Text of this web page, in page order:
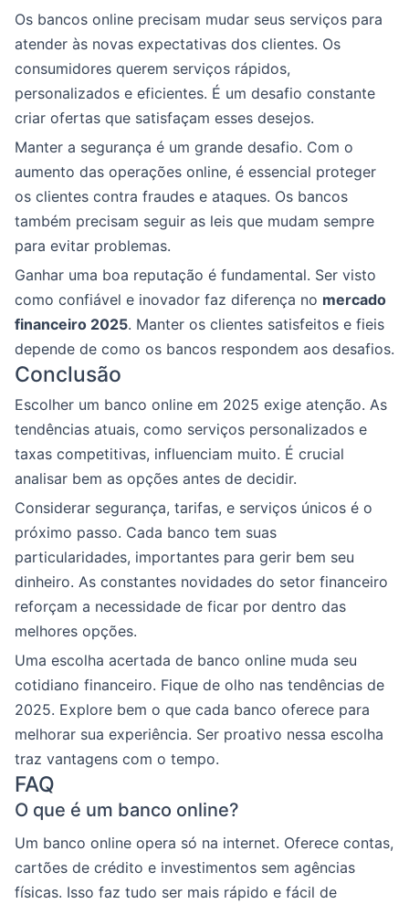
Os bancos online precisam mudar seus serviços para
atender às novas expectativas dos clientes. Os
consumidores querem serviços rápidos,
personalizados e eficientes. É um desafio constante
criar ofertas que satisfaçam esses desejos.
Manter a segurança é um grande desafio. Com o
aumento das operações online, é essencial proteger
os clientes contra fraudes e ataques. Os bancos
também precisam seguir as leis que mudam sempre
para evitar problemas.
Ganhar uma boa reputação é fundamental. Ser visto
como confiável e inovador faz diferença no mercado
financeiro 2025. Manter os clientes satisfeitos e fieis
depende de como os bancos respondem aos desafios.
Conclusão
Escolher um banco online em 2025 exige atenção. As
tendências atuais, como serviços personalizados e
taxas competitivas, influenciam muito. É crucial
analisar bem as opções antes de decidir.
Considerar segurança, tarifas, e serviços únicos é o
próximo passo. Cada banco tem suas
particularidades, importantes para gerir bem seu
dinheiro. As constantes novidades do setor financeiro
reforçam a necessidade de ficar por dentro das
melhores opções.
Uma escolha acertada de banco online muda seu
cotidiano financeiro. Fique de olho nas tendências de
2025. Explore bem o que cada banco oferece para
melhorar sua experiência. Ser proativo nessa escolha
traz vantagens com o tempo.
FAQ
O que é um banco online?
Um banco online opera só na internet. Oferece contas,
cartões de crédito e investimentos sem agências
físicas. Isso faz tudo ser mais rápido e fácil de